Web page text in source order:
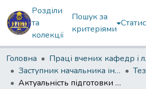
Розділи
та
колекції
Пошук за
критеріями
Головна
Заступник начальника інституту з навчально-методичної роботи
Актуальність підготовки фахівців за спеціалізацією «Розвідувальне забезпечення виконання завдань підрозділами НГУ»